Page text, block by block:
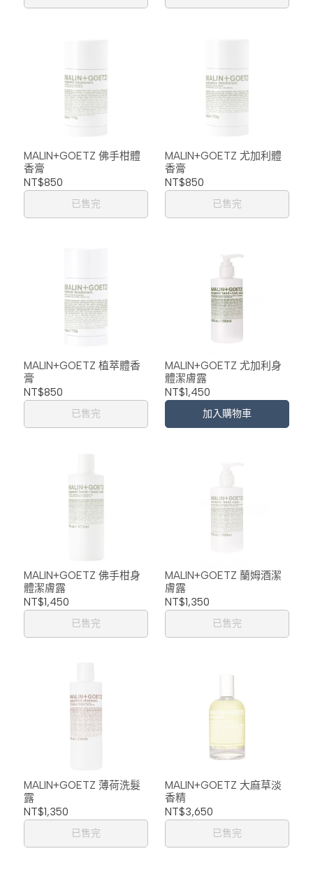
MALIN+GOETZ 佛手柑體
香膏
NT$850
已售完
MALIN+GOETZ 尤加利體
香膏
NT$850
已售完
MALIN+GOETZ 植萃體香
膏
NT$850
已售完
MALIN+GOETZ 尤加利身
體潔膚露
NT$1,450
加入購物車
MALIN+GOETZ 佛手柑身
體潔膚露
NT$1,450
已售完
MALIN+GOETZ 蘭姆酒潔
膚露
NT$1,350
已售完
MALIN+GOETZ 薄荷洗髮
露
NT$1,350
已售完
MALIN+GOETZ 大麻草淡
香精
NT$3,650
已售完